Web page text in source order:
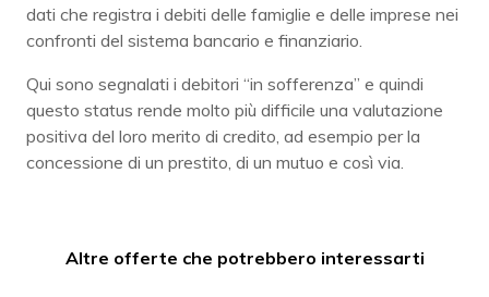
dati che registra i debiti delle famiglie e delle imprese nei
confronti del sistema bancario e finanziario.
Qui sono segnalati i debitori “in sofferenza” e quindi
questo status rende molto più difficile una valutazione
positiva del loro merito di credito, ad esempio per la
concessione di un prestito, di un mutuo e così via.
Altre offerte che potrebbero interessarti